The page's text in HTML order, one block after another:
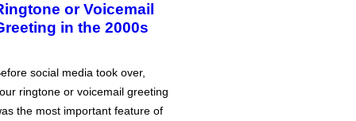
or Voicemail
in the 2000s
social media took over,
ringtone or voicemail greeting
the most important feature of